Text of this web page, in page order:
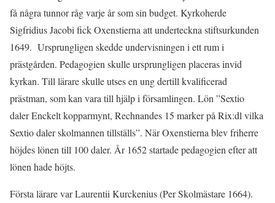
få några tunnor råg varje år som sin budget. Kyrkoherde
Sigfridius Jacobi fick Oxenstierna att underteckna stiftsurkunden
1649. Ursprungligen skedde undervisningen i ett rum i
prästgården. Pedagogien skulle ursprungligen placeras invid
kyrkan. Till lärare skulle utses en ung dertill kvalificerad
prästman, som kan vara till hjälp i församlingen. Lön ”Sextio
daler Enckelt kopparmynt, Rechnandes 15 marker på Rix:dl vilka
Sextio daler skolmannen tillställs”. När Oxenstierna blev friherre
höjdes lönen till 100 daler. År 1652 startade pedagogien efter att
lönen hade höjts.
Första lärare var Laurentii Kurckenius (Per Skolmästare 1664).